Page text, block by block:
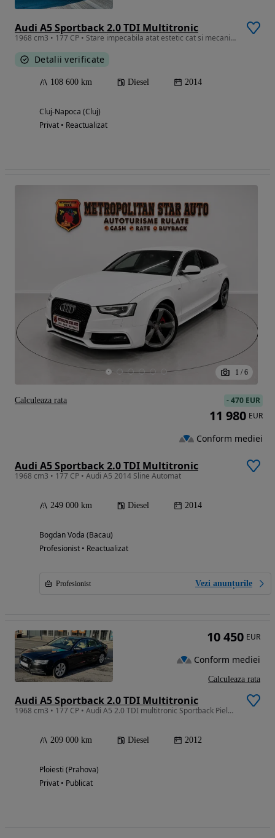
Audi A5 Sportback 2.0 TDI Multitronic
1968 cm3 • 177 CP • Stare impecabila atat estetic cat si mecanic, al doilea proprietar
Detalii verificate
108 600 km Diesel 2014
Cluj-Napoca (Cluj)
Privat • Reactualizat
1 / 6
Audi A5 Sportback 2.0 TDI Multitronic
1968 cm3 • 177 CP • Audi A5 2014 Sline Automat
249 000 km Diesel 2014
Bogdan Voda (Bacau)
Profesionist • Reactualizat
Profesionist Vezi anunțurile
-470 EUR
11 980 EUR
Conform mediei
Calculeaza rata
Audi A5 Sportback 2.0 TDI Multitronic
1968 cm3 • 177 CP • Audi A5 2.0 TDI multitronic Sportback Piele Navi ACC CarPlay
209 000 km Diesel 2012
Ploiesti (Prahova)
Privat • Publicat
10 450 EUR
Conform mediei
Calculeaza rata